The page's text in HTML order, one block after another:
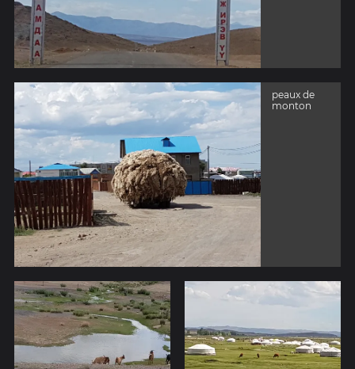
peaux de
monton